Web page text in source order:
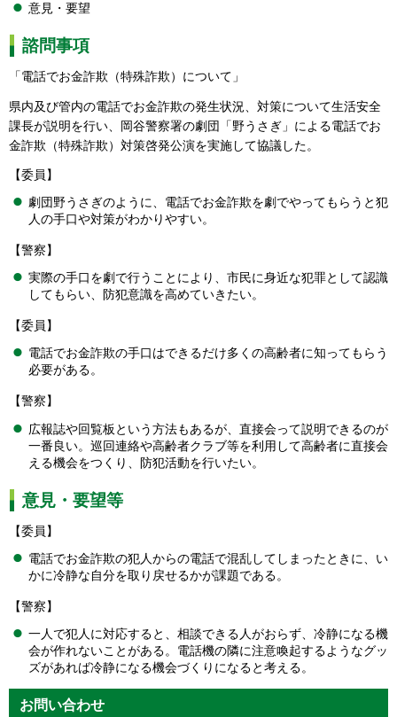
意見・要望
諮問事項
「電話でお金詐欺（特殊詐欺）について」
県内及び管内の電話でお金詐欺の発生状況、対策について生活安全
課長が説明を行い、岡谷警察署の劇団「野うさぎ」による電話でお
金詐欺（特殊詐欺）対策啓発公演を実施して協議した。
【委員】
劇団野うさぎのように、電話でお金詐欺を劇でやってもらうと犯
人の手口や対策がわかりやすい。
【警察】
実際の手口を劇で行うことにより、市民に身近な犯罪として認識
してもらい、防犯意識を高めていきたい。
【委員】
電話でお金詐欺の手口はできるだけ多くの高齢者に知ってもらう
必要がある。
【警察】
広報誌や回覧板という方法もあるが、直接会って説明できるのが
一番良い。巡回連絡や高齢者クラブ等を利用して高齢者に直接会
える機会をつくり、防犯活動を行いたい。
意見・要望等
【委員】
電話でお金詐欺の犯人からの電話で混乱してしまったときに、い
かに冷静な自分を取り戻せるかが課題である。
【警察】
一人で犯人に対応すると、相談できる人がおらず、冷静になる機
会が作れないことがある。電話機の隣に注意喚起するようなグッ
ズがあれば冷静になる機会づくりになると考える。
お問い合わせ